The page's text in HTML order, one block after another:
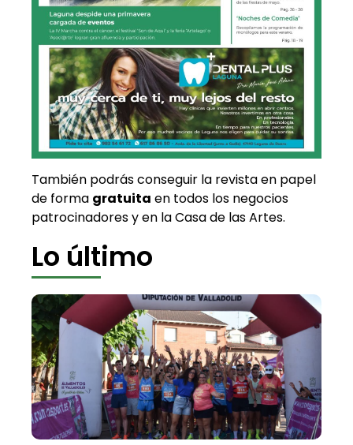
También podrás conseguir la revista en papel
de forma gratuita en todos los negocios
patrocinadores y en la Casa de las Artes.
Lo último